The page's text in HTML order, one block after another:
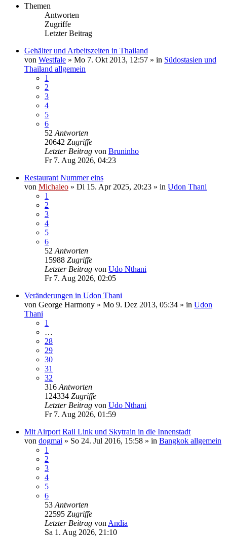
Themen
Antworten
Zugriffe
Letzter Beitrag
Gehälter und Arbeitszeiten in Thailand
von Westfale » Mo 7. Okt 2013, 12:57 » in Südostasien und
Thailand allgemein
1
2
3
4
5
6
52 Antworten
20642 Zugriffe
Letzter Beitrag von Bruninho
Fr 7. Aug 2026, 04:23
Restaurant Nummer eins
von Michaleo » Di 15. Apr 2025, 20:23 » in Udon Thani
1
2
3
4
5
6
52 Antworten
15988 Zugriffe
Letzter Beitrag von Udo Nthani
Fr 7. Aug 2026, 02:05
Veränderungen in Udon Thani
von George Harmony » Mo 9. Dez 2013, 05:34 » in Udon
Thani
1
…
28
29
30
31
32
316 Antworten
124334 Zugriffe
Letzter Beitrag von Udo Nthani
Fr 7. Aug 2026, 01:59
Mit Airport Rail Link und Skytrain in die Innenstadt
von dogmai » So 24. Jul 2016, 15:58 » in Bangkok allgemein
1
2
3
4
5
6
53 Antworten
22595 Zugriffe
Letzter Beitrag von Andia
Sa 1. Aug 2026, 21:10